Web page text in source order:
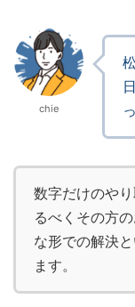
chie
数字だけのや
るべくその方
な形での解決
ます。